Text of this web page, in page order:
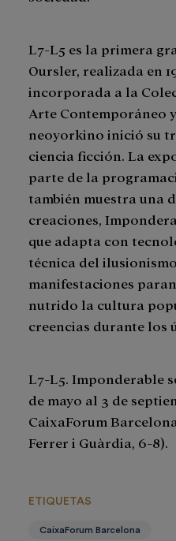
L7-L5 es la primera
Oursler, realizada en
incorporada a la
Arte Contemporáneo
neoyorkino inició su
ciencia ficción. La
parte de la
también muestra una
creaciones,
que adapta con
técnica del
manifestaciones
nutrido la cultura
creencias durante los
L7-L5. Imponderable
de mayo al 3 de
CaixaForum
Ferrer i Guàrdia, 6-8).
ETIQUETAS
CaixaForum Barcelona